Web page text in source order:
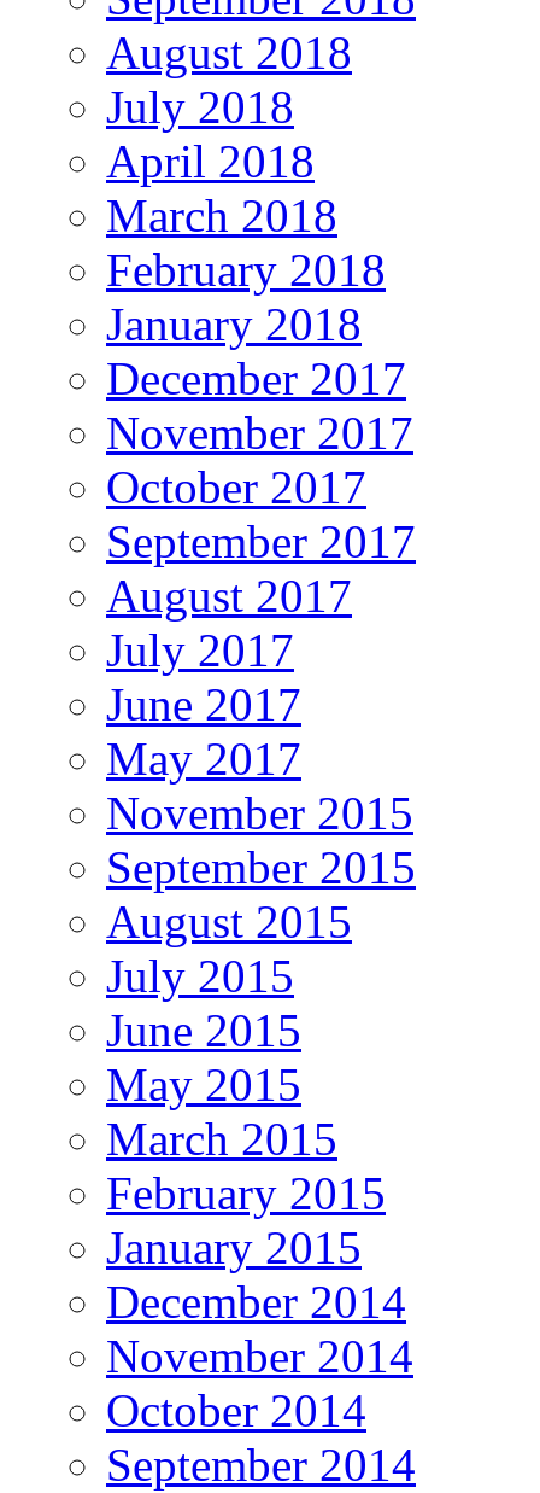
August 2018
July 2018
April 2018
March 2018
February 2018
January 2018
December 2017
November 2017
October 2017
September 2017
August 2017
July 2017
June 2017
May 2017
November 2015
September 2015
August 2015
July 2015
June 2015
May 2015
March 2015
February 2015
January 2015
December 2014
November 2014
October 2014
September 2014